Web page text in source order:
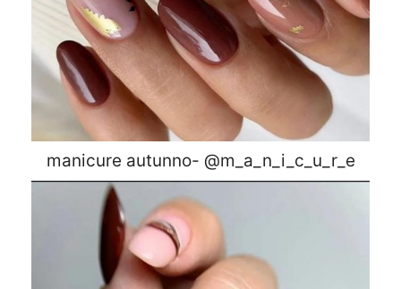
manicure autunno- @m_a_n_i_c_u_r_e